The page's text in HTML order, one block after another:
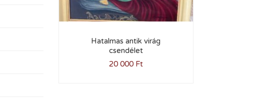
Hatalmas antik virág
csendélet
20 000 Ft